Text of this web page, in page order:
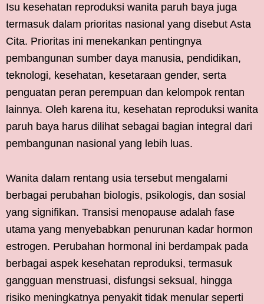
Isu kesehatan reproduksi wanita paruh baya juga
termasuk dalam prioritas nasional yang disebut Asta
Cita. Prioritas ini menekankan pentingnya
pembangunan sumber daya manusia, pendidikan,
teknologi, kesehatan, kesetaraan gender, serta
penguatan peran perempuan dan kelompok rentan
lainnya. Oleh karena itu, kesehatan reproduksi wanita
paruh baya harus dilihat sebagai bagian integral dari
pembangunan nasional yang lebih luas.
Wanita dalam rentang usia tersebut mengalami
berbagai perubahan biologis, psikologis, dan sosial
yang signifikan. Transisi menopause adalah fase
utama yang menyebabkan penurunan kadar hormon
estrogen. Perubahan hormonal ini berdampak pada
berbagai aspek kesehatan reproduksi, termasuk
gangguan menstruasi, disfungsi seksual, hingga
risiko meningkatnya penyakit tidak menular seperti